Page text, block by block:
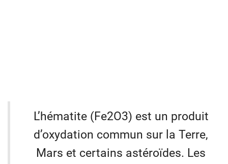
L’hématite (Fe2O3) est un produit
d’oxydation commun sur la Terre,
Mars et certains astéroïdes. Les